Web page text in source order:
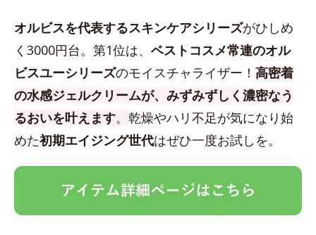
オルビスを代表するスキンケアシリーズがひしめ
く3000円台。第1位は、 ベストコスメ常連のオル
ビスユーシリーズのモイスチャライザー！ 高密着
の水感ジェルクリームが、みずみずしく濃密なう
るおいを叶えます。 乾燥やハリ不足が気になり始
めた初期エイジング世代はぜひ一度お試しを。